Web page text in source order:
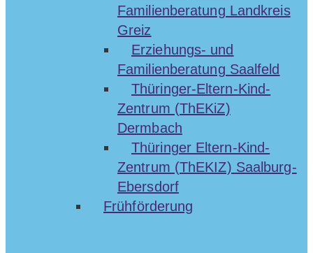
Familienberatung Landkreis
Greiz
Erziehungs- und
Familienberatung Saalfeld
Thüringer-Eltern-Kind-
Zentrum (ThEKiZ)
Dermbach
Thüringer Eltern-Kind-
Zentrum (ThEKIZ) Saalburg-
Ebersdorf
Frühförderung